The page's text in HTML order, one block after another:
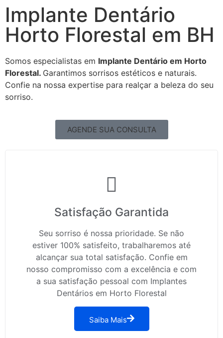
Implante Dentário
Horto Florestal em BH
Somos especialistas em Implante Dentário em Horto
Florestal. Garantimos sorrisos estéticos e naturais.
Confie na nossa expertise para realçar a beleza do seu
sorriso.
AGENDE SUA CONSULTA
Satisfação Garantida
Seu sorriso é nossa prioridade. Se não
estiver 100% satisfeito, trabalharemos até
alcançar sua total satisfação. Confie em
nosso compromisso com a excelência e com
a sua satisfação pessoal com Implantes
Dentários em Horto Florestal
Saiba Mais